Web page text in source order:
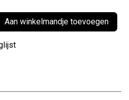
Aan winkelmandje toevoegen